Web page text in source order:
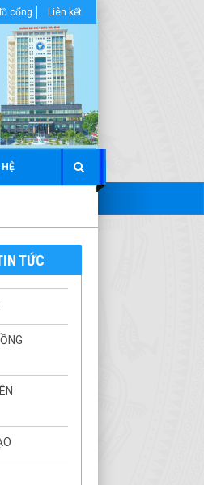
HỆ
cổng Liên kết
TỨC